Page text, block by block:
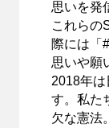
思いを発
これらの
際には「
思いや願
2018年
す。私た
欠な憲法